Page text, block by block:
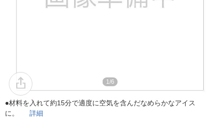
1/6
●材料を入れて約15分で適度に空気を含んだなめらかなアイス
に。 詳細